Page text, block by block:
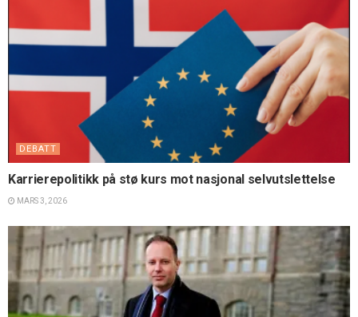
DEBATT
Karrierepolitikk på stø kurs mot nasjonal selvutslettelse
MARS 3, 2026